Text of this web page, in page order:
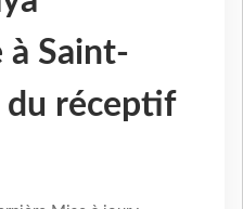
à Saint-
du réceptif